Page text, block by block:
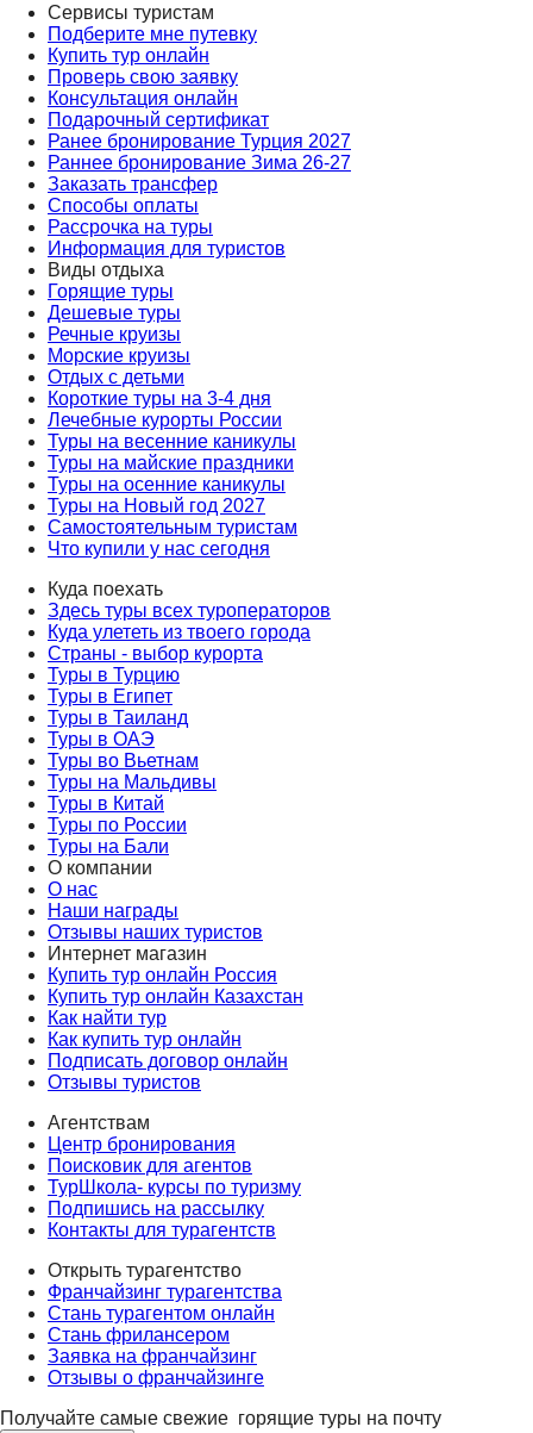
Сервисы туристам
Подберите мне путевку
Купить тур онлайн
Проверь свою заявку
Консультация онлайн
Подарочный сертификат
Ранее бронирование Турция 2027
Раннее бронирование Зима 26-27
Заказать трансфер
Способы оплаты
Рассрочка на туры
Информация для туристов
Виды отдыха
Горящие туры
Дешевые туры
Речные круизы
Морские круизы
Отдых с детьми
Короткие туры на 3-4 дня
Лечебные курорты России
Туры на весенние каникулы
Туры на майские праздники
Туры на осенние каникулы
Туры на Новый год 2027
Самостоятельным туристам
Что купили у нас сегодня
Куда поехать
Здесь туры всех туроператоров
Куда улететь из твоего города
Страны - выбор курорта
Туры в Турцию
Туры в Египет
Туры в Таиланд
Туры в ОАЭ
Туры во Вьетнам
Туры на Мальдивы
Туры в Китай
Туры по России
Туры на Бали
О компании
О нас
Наши награды
Отзывы наших туристов
Интернет магазин
Купить тур онлайн Россия
Купить тур онлайн Казахстан
Как найти тур
Как купить тур онлайн
Подписать договор онлайн
Отзывы туристов
Агентствам
Центр бронирования
Поисковик для агентов
ТурШкола- курсы по туризму
Подпишись на рассылку
Контакты для турагентств
Открыть турагентство
Франчайзинг турагентства
Стань турагентом онлайн
Стань фрилансером
Заявка на франчайзинг
Отзывы о франчайзинге
Получайте самые свежие горящие туры на почту